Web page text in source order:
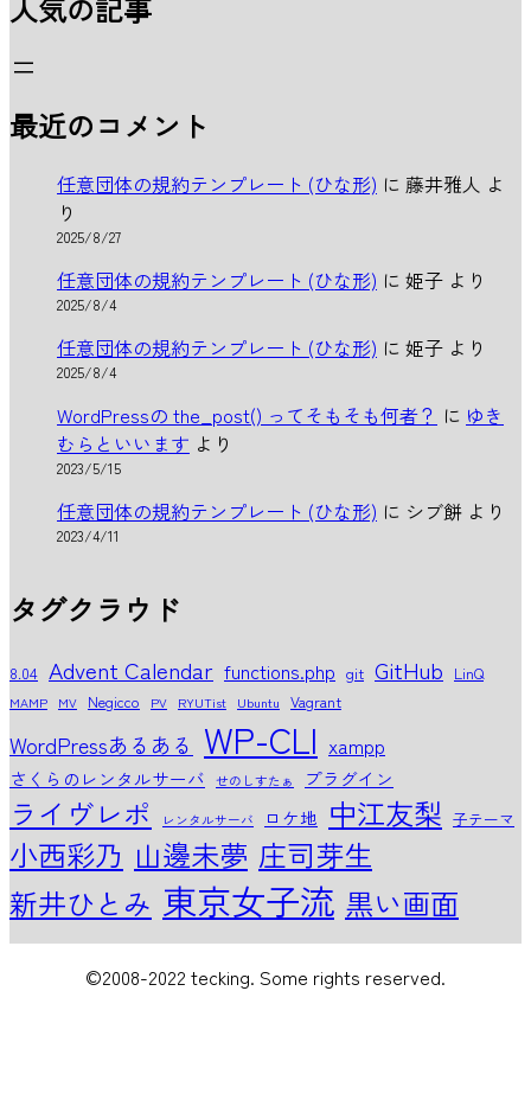
人気の記事
最近のコメント
任意団体の規約テンプレート (ひな形) に 藤井雅人 よ
り
2025/8/27
任意団体の規約テンプレート (ひな形) に 姫子 より
2025/8/4
任意団体の規約テンプレート (ひな形) に 姫子 より
2025/8/4
WordPressの the_post() ってそもそも何者？ に ゆき
むらといいます より
2023/5/15
任意団体の規約テンプレート (ひな形) に シブ餅 より
2023/4/11
タグクラウド
8.04 Advent Calendar functions.php git GitHub LinQ
MAMP MV Negicco PV RYUTist Ubuntu Vagrant
WordPressあるある WP-CLI xampp
さくらのレンタルサーバ せのしすたぁ プラグイン
ライヴレポ レンタルサーバ ロケ地 中江友梨 子テーマ
小西彩乃 山邊未夢 庄司芽生
新井ひとみ 東京女子流 黒い画面
©2008-2022 tecking. Some rights reserved.